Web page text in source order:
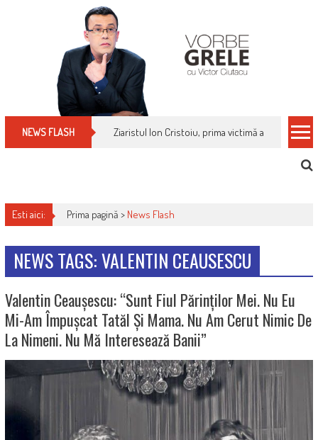
NEWS FLASH Ziaristul Ion Cristoiu, prima victimă a noi
Esti aici: Prima pagină > News Flash
NEWS TAGS: VALENTIN CEAUSESCU
Valentin Ceaușescu: “Sunt Fiul Părinților Mei. Nu Eu
Mi-Am Împușcat Tatăl Și Mama. Nu Am Cerut Nimic De
La Nimeni. Nu Mă Interesează Banii”